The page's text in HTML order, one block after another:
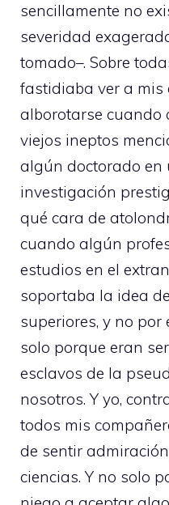
sencillamente no
severidad
tomado–. Sobre
fastidiaba ver a mis
alborotarse cuando
viejos ineptos
algún doctorado en
investigación
qué cara de
cuando algún
estudios en el
soportaba la idea
superiores, y no por
solo porque eran
esclavos de la
nosotros. Y yo,
todos mis
de sentir
ciencias. Y no solo